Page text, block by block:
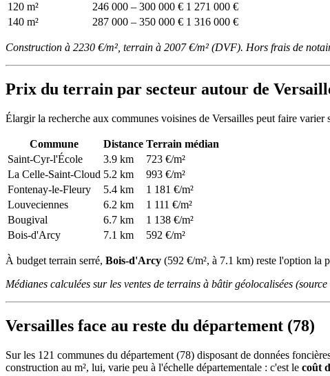
120 m²
246 000 – 300 000 € 1 271 000 €
140 m²
287 000 – 350 000 € 1 316 000 €
Construction à 2230 €/m², terrain à 2007 €/m² (DVF). Hors frais de
Prix du terrain par secteur autour de
Élargir la recherche aux communes voisines de Versailles peut faire
Commune Distance Terrain médian
Saint-Cyr-l'École
3.9 km
723 €/m²
La Celle-Saint-Cloud 5.2 km
993 €/m²
Fontenay-le-Fleury
5.4 km
1 181 €/m²
Louveciennes
6.2 km
1 111 €/m²
Bougival
6.7 km
1 138 €/m²
Bois-d'Arcy
7.1 km 592 €/m²
À budget terrain serré, Bois-d'Arcy (592 €/m², à 7.1 km) reste l'option la
Médianes calculées sur les ventes de terrains à bâtir géolocalisées
Versailles face au reste du département (78)
Sur les 121 communes du département (78) disposant de données
construction au m², lui, varie peu à l'échelle départementale : c'est le coût